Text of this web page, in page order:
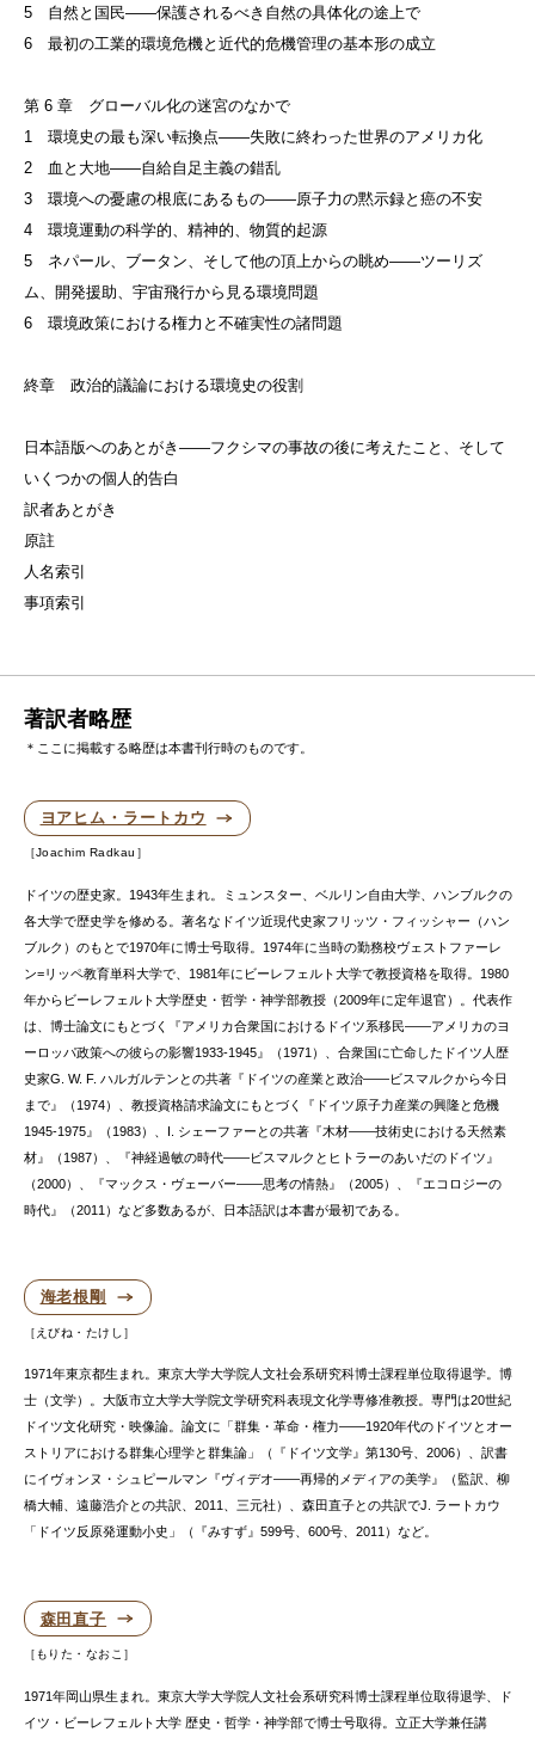
5 自然と国民——保護されるべき自然の具体化の途上で
6 最初の工業的環境危機と近代的危機管理の基本形の成立
第 6 章 グローバル化の迷宮のなかで
1 環境史の最も深い転換点——失敗に終わった世界のアメリカ化
2 血と大地——自給自足主義の錯乱
3 環境への憂慮の根底にあるもの——原子力の黙示録と癌の不安
4 環境運動の科学的、精神的、物質的起源
5 ネパール、ブータン、そして他の頂上からの眺め——ツーリズ
ム、開発援助、宇宙飛行から見る環境問題
6 環境政策における権力と不確実性の諸問題
終章 政治的議論における環境史の役割
日本語版へのあとがき——フクシマの事故の後に考えたこと、そして
いくつかの個人的告白
訳者あとがき
原註
人名索引
事項索引
著訳者略歴
＊ここに掲載する略歴は本書刊行時のものです。
ヨアヒム・ラートカウ
Joachim Radkau
ドイツの歴史家。1943年生まれ。ミュンスター、ベルリン自由大学、ハンブルクの
各大学で歴史学を修める。著名なドイツ近現代史家フリッツ・フィッシャー（ハン
ブルク）のもとで1970年に博士号取得。1974年に当時の勤務校ヴェストファーレ
ン=リッペ教育単科大学で、1981年にビーレフェルト大学で教授資格を取得。1980
年からビーレフェルト大学歴史・哲学・神学部教授（2009年に定年退官）。代表作
は、博士論文にもとづく『アメリカ合衆国におけるドイツ系移民——アメリカのヨ
ーロッパ政策への彼らの影響1933‐1945』（1971）、合衆国に亡命したドイツ人歴
史家G. W. F. ハルガルテンとの共著『ドイツの産業と政治——ビスマルクから今日
まで』（1974）、教授資格請求論文にもとづく『ドイツ原子力産業の興隆と危機
1945‐1975』（1983）、I. シェーファーとの共著『木材——技術史における天然素
材』（1987）、『神経過敏の時代——ビスマルクとヒトラーのあいだのドイツ』
（2000）、『マックス・ヴェーバー——思考の情熱』（2005）、『エコロジーの
時代』（2011）など多数あるが、日本語訳は本書が最初である。
海老根剛
えびね・たけし
1971年東京都生まれ。東京大学大学院人文社会系研究科博士課程単位取得退学。博
士（文学）。大阪市立大学大学院文学研究科表現文化学専修准教授。専門は20世紀
ドイツ文化研究・映像論。論文に「群集・革命・権力——1920年代のドイツとオー
ストリアにおける群集心理学と群集論」（『ドイツ文学』第130号、2006）、訳書
にイヴォンヌ・シュピールマン『ヴィデオ——再帰的メディアの美学』（監訳、柳
橋大輔、遠藤浩介との共訳、2011、三元社）、森田直子との共訳でJ. ラートカウ
「ドイツ反原発運動小史」（『みすず』599号、600号、2011）など。
森田直子
もりた・なおこ
1971年岡山県生まれ。東京大学大学院人文社会系研究科博士課程単位取得退学、ド
イツ・ビーレフェルト大学 歴史・哲学・神学部で博士号取得。立正大学兼任講